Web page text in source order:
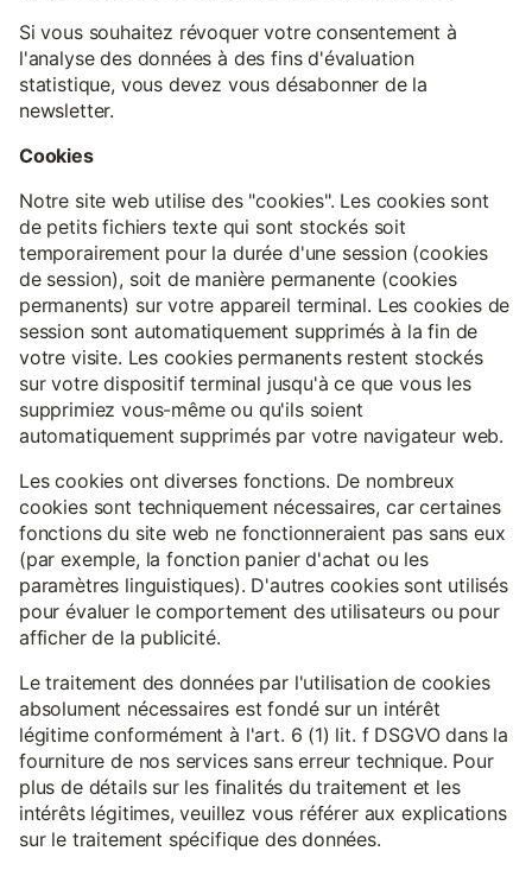
Si vous souhaitez révoquer votre consentement à
l'analyse des données à des fins d'évaluation
statistique, vous devez vous désabonner de la
newsletter.
Cookies
Notre site web utilise des "cookies". Les cookies sont
de petits fichiers texte qui sont stockés soit
temporairement pour la durée d'une session (cookies
de session), soit de manière permanente (cookies
permanents) sur votre appareil terminal. Les cookies de
session sont automatiquement supprimés à la fin de
votre visite. Les cookies permanents restent stockés
sur votre dispositif terminal jusqu'à ce que vous les
supprimiez vous-même ou qu'ils soient
automatiquement supprimés par votre navigateur web.
Les cookies ont diverses fonctions. De nombreux
cookies sont techniquement nécessaires, car certaines
fonctions du site web ne fonctionneraient pas sans eux
(par exemple, la fonction panier d'achat ou les
paramètres linguistiques). D'autres cookies sont utilisés
pour évaluer le comportement des utilisateurs ou pour
afficher de la publicité.
Le traitement des données par l'utilisation de cookies
absolument nécessaires est fondé sur un intérêt
légitime conformément à l'art. 6 (1) lit. f DSGVO dans la
fourniture de nos services sans erreur technique. Pour
plus de détails sur les finalités du traitement et les
intérêts légitimes, veuillez vous référer aux explications
sur le traitement spécifique des données.